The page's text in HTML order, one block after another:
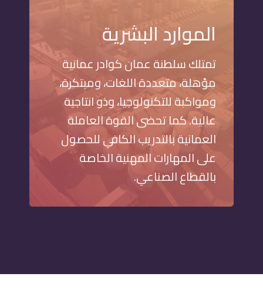
الموارد البشرية
تمتلك سلطنة عمان كوادر عمانية
مؤهلة، متعددة اللغات، ومبتكرة،
ومواكبة للتكنولوجيا، وذو انتاجية
عالية. كما تحضى القوة العاملة
العمانية بالتدريب الكافي للحصول
على المهارات المهنية الخاصة
بالقطاع الصناعي.